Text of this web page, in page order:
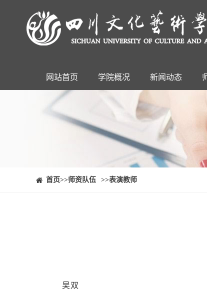
⠀⠀首页>>师资队伍 >>表演教师
吴双
网站首页 学院概况 新闻动态